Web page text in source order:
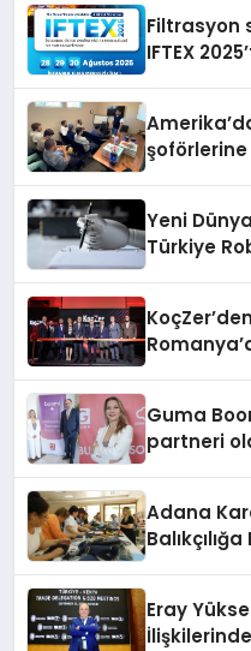
Filtrasyon
IFTEX
Yeni
Türkiye
Guma
partneri
Adana
Eray